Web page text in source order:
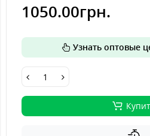
1050.00грн.
Узнать оптовые